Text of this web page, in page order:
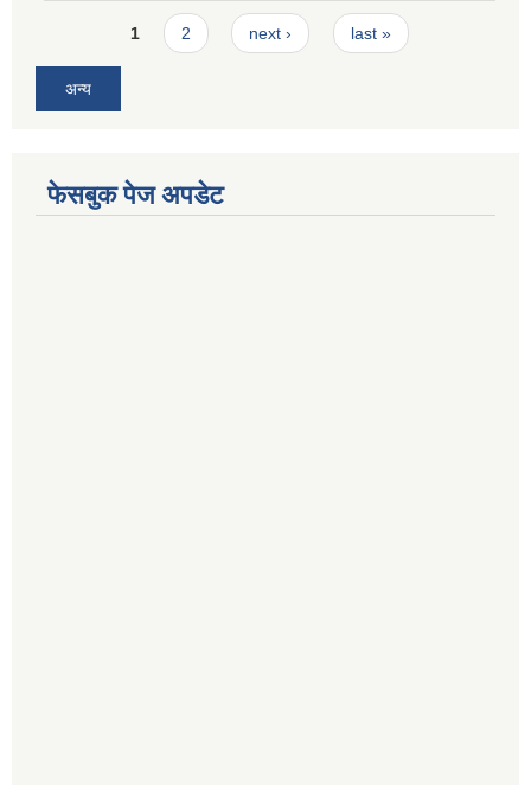
Pages1 2 next › last »
अन्य
फेसबुक पेज अपडेट